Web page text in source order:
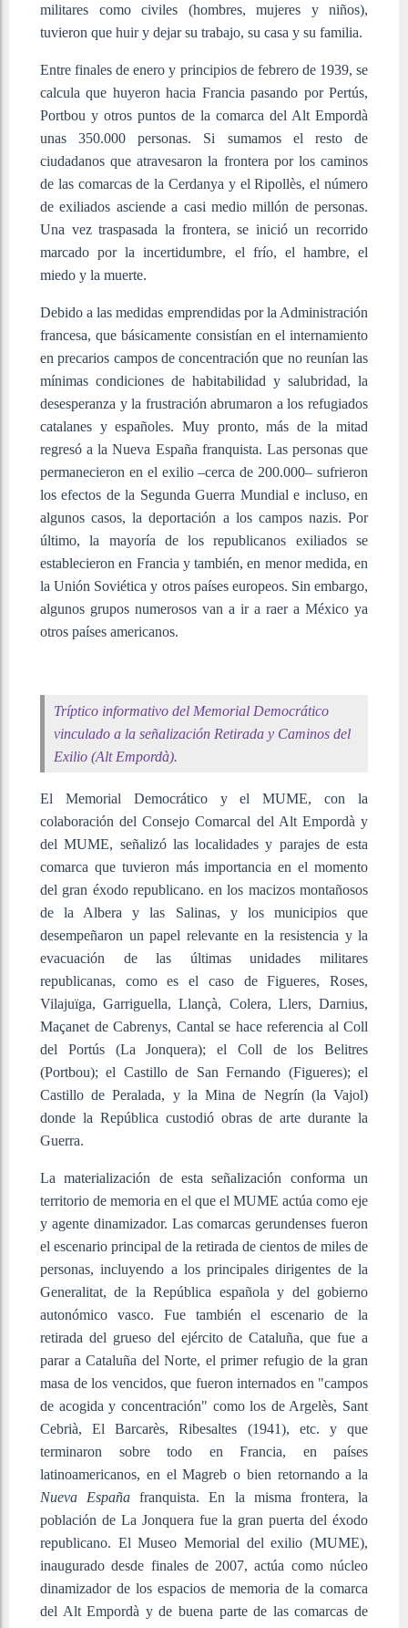
militares como civiles (hombres, mujeres y niños),
tuvieron que huir y dejar su trabajo, su casa y su familia.
Entre finales de enero y principios de febrero de 1939, se
calcula que huyeron hacia Francia pasando por Pertús,
Portbou y otros puntos de la comarca del Alt Empordà
unas 350.000 personas. Si sumamos el resto de
ciudadanos que atravesaron la frontera por los caminos
de las comarcas de la Cerdanya y el Ripollès, el número
de exiliados asciende a casi medio millón de personas.
Una vez traspasada la frontera, se inició un recorrido
marcado por la incertidumbre, el frío, el hambre, el
miedo y la muerte.
Debido a las medidas emprendidas por la Administración
francesa, que básicamente consistían en el internamiento
en precarios campos de concentración que no reunían las
mínimas condiciones de habitabilidad y salubridad, la
desesperanza y la frustración abrumaron a los refugiados
catalanes y españoles. Muy pronto, más de la mitad
regresó a la Nueva España franquista. Las personas que
permanecieron en el exilio –cerca de 200.000– sufrieron
los efectos de la Segunda Guerra Mundial e incluso, en
algunos casos, la deportación a los campos nazis. Por
último, la mayoría de los republicanos exiliados se
establecieron en Francia y también, en menor medida, en
la Unión Soviética y otros países europeos. Sin embargo,
algunos grupos numerosos van a ir a raer a México ya
otros países americanos.
Tríptico informativo del Memorial Democrático
vinculado a la señalización Retirada y Caminos del
Exilio (Alt Empordà).
El Memorial Democrático y el MUME, con la
colaboración del Consejo Comarcal del Alt Empordà y
del MUME, señalizó las localidades y parajes de esta
comarca que tuvieron más importancia en el momento
del gran éxodo republicano. en los macizos montañosos
de la Albera y las Salinas, y los municipios que
desempeñaron un papel relevante en la resistencia y la
evacuación de las últimas unidades militares
republicanas, como es el caso de Figueres, Roses,
Vilajuïga, Garriguella, Llançà, Colera, Llers, Darnius,
Maçanet de Cabrenys, Cantal se hace referencia al Coll
del Portús (La Jonquera); el Coll de los Belitres
(Portbou); el Castillo de San Fernando (Figueres); el
Castillo de Peralada, y la Mina de Negrín (la Vajol)
donde la República custodió obras de arte durante la
Guerra.
La materialización de esta señalización conforma un
territorio de memoria en el que el MUME actúa como eje
y agente dinamizador. Las comarcas gerundenses fueron
el escenario principal de la retirada de cientos de miles de
personas, incluyendo a los principales dirigentes de la
Generalitat, de la República española y del gobierno
autonómico vasco. Fue también el escenario de la
retirada del grueso del ejército de Cataluña, que fue a
parar a Cataluña del Norte, el primer refugio de la gran
masa de los vencidos, que fueron internados en "campos
de acogida y concentración" como los de Argelès, Sant
Cebrià, El Barcarès, Ribesaltes (1941), etc. y que
terminaron sobre todo en Francia, en países
latinoamericanos, en el Magreb o bien retornando a la
Nueva Españafranquista. En la misma frontera, la
población de La Jonquera fue la gran puerta del éxodo
republicano. El Museo Memorial del exilio (MUME),
inaugurado desde finales de 2007, actúa como núcleo
dinamizador de los espacios de memoria de la comarca
del Alt Empordà y de buena parte de las comarcas de